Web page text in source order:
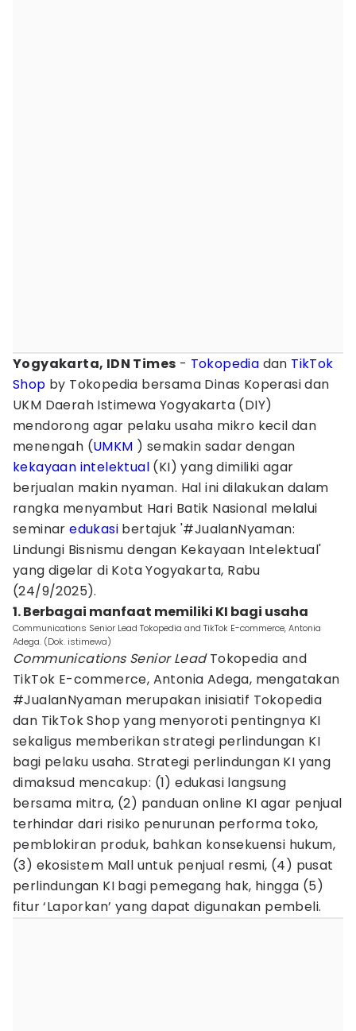
Yogyakarta, IDN Times - Tokopedia dan TikTok
Shop by Tokopedia bersama Dinas Koperasi dan
UKM Daerah Istimewa Yogyakarta (DIY)
mendorong agar pelaku usaha mikro kecil dan
menengah (UMKM ) semakin sadar dengan
kekayaan intelektual (KI) yang dimiliki agar
berjualan makin nyaman. Hal ini dilakukan dalam
rangka menyambut Hari Batik Nasional melalui
seminaredukasi bertajuk '#JualanNyaman:
Lindungi Bisnismu dengan Kekayaan Intelektual'
yang digelar di Kota Yogyakarta, Rabu
(24/9/2025).
1. Berbagai manfaat memiliki KI bagi usaha
Communications Senior Lead Tokopedia and TikTok E-commerce, Antonia
Adega. (Dok. istimewa)
Communications Senior LeadTokopedia and
TikTok E-commerce, Antonia Adega, mengatakan
#JualanNyaman merupakan inisiatif Tokopedia
dan TikTok Shop yang menyoroti pentingnya KI
sekaligus memberikan strategi perlindungan KI
bagi pelaku usaha. Strategi perlindungan KI yang
dimaksud mencakup: (1) edukasi langsung
bersama mitra, (2) panduan online KI agar penjual
terhindar dari risiko penurunan performa toko,
pemblokiran produk, bahkan konsekuensi hukum,
(3) ekosistem Mall untuk penjual resmi, (4) pusat
perlindungan KI bagi pemegang hak, hingga (5)
fitur ‘Laporkan’ yang dapat digunakan pembeli.